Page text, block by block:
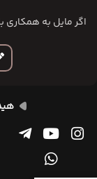
اگر مایل به همکاری